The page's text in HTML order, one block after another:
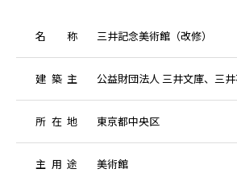
名 称 三井記念美術館（改修）
建 築 主 公益財団法人 三井文庫、三
所 在 地 東京都中央区
主 用 途 美術館